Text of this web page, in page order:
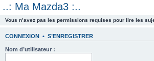
..: Ma Mazda3 :..
Vous n’avez pas les permissions requises pour lire les
CONNEXION • S’ENREGISTRER
Nom d’utilisateur :